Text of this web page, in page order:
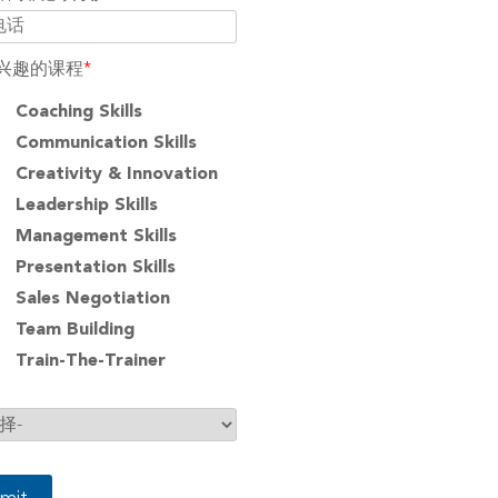
趣的课程*
Coaching Skills
Communication Skills
Creativity & Innovation
Leadership Skills
Management Skills
Presentation Skills
Sales Negotiation
Team Building
Train-The-Trainer